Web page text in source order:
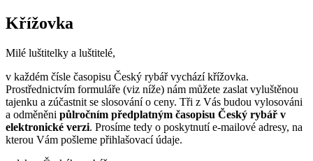
Křížovka
Milé luštitelky a luštitelé,
v každém čísle časopisu Český rybář vychází křížovka.
Prostřednictvím formuláře (viz níže) nám můžete zaslat vyluštěnou
tajenku a zúčastnit se slosování o ceny. Tři z Vás budou vylosováni
a odměněni půlročním předplatným časopisu Český rybář v
elektronické verzi. Prosíme tedy o poskytnutí e-mailové adresy, na
kterou Vám pošleme přihlašovací údaje.